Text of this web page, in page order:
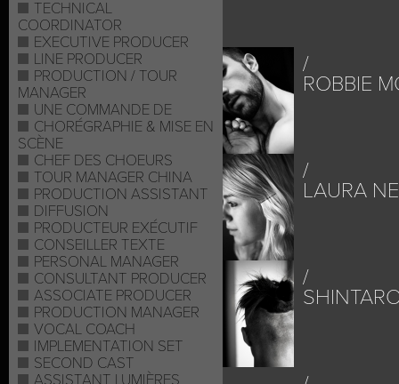
TECHNICAL
COORDINATOR
EXECUTIVE PRODUCER
LINE PRODUCER
PRODUCTION / TOUR
MANAGER
UNE COMMANDE DE
CHORÉGRAPHIE & MISE EN
SCÈNE
CHEF DES CHOEURS
TOUR MANAGER CHINA
PRODUCTION ASSISTANT
DIFFUSION
PRODUCTEUR EXÉCUTIF
CONSEILLER TEXTE
PERSONAL MANAGER
CONSULTANT PRODUCER
ASSOCIATE PRODUCER
PRODUCTION MANAGER
VOCAL COACH
IMPLEMENTATION SET
SECOND CAST
ASSISTANT LUMIÈRES
ROBBIE
LAURA